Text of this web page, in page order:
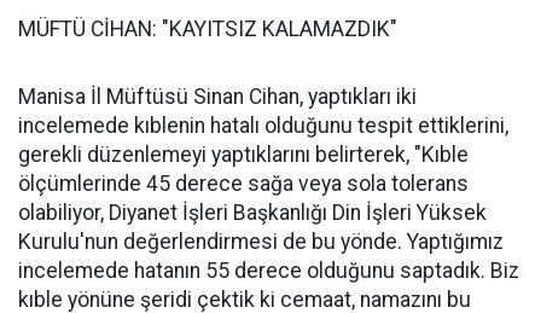
MÜFTÜ CİHAN: "KAYITSIZ KALAMAZDIK"
Manisa İl Müftüsü Sinan Cihan, yaptıkları iki
incelemede kıblenin hatalı olduğunu tespit ettiklerini,
gerekli düzenlemeyi yaptıklarını belirterek, "Kıble
ölçümlerinde 45 derece sağa veya sola tolerans
olabiliyor, Diyanet İşleri Başkanlığı Din İşleri Yüksek
Kurulu'nun değerlendirmesi de bu yönde. Yaptığımız
incelemede hatanın 55 derece olduğunu saptadık. Biz
kıble yönüne şeridi çektik ki cemaat, namazını bu